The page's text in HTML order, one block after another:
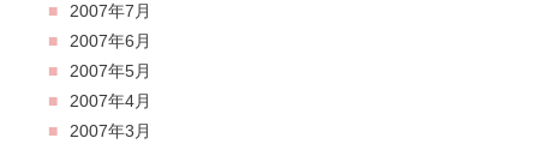
2007年7月
2007年6月
2007年5月
2007年4月
2007年3月